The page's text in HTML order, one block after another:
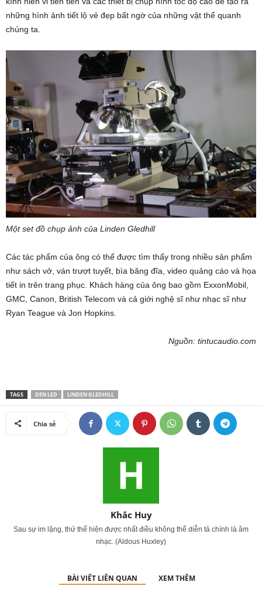
những hình ảnh tiết lộ vẻ đẹp bất ngờ của những vật thể quanh
chúng ta.
Một set đồ chụp ảnh của Linden Gledhill
Các tác phẩm của ông có thể được tìm thấy trong nhiều sản phẩm
như sách vở, ván trượt tuyết, bìa băng đĩa, video quảng cáo và họa
tiết in trên trang phục. Khách hàng của ông bao gồm ExxonMobil,
GMC, Canon, British Telecom và cả giới nghệ sĩ như nhạc sĩ như
Ryan Teague và Jon Hopkins.
Nguồn: tintucaudio.com
TAGS DEN LED LINDEN GLEDHILL
Chia sẻ
Khắc Huy
Sau sự im lặng, thứ thể hiện được nhất điều không thể diễn tả chính là âm
nhạc. (Aldous Huxley)
BÀI VIẾT LIÊN QUAN XEM THÊM